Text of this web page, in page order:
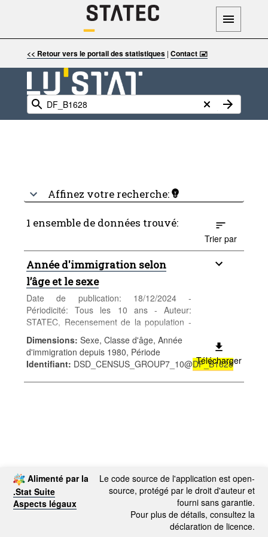
<< Retour vers le portail des statistiques| Contact 🖃
Affinez votre recherche:
1 ensemble de données trouvé:
Trier par
Année d'immigration selon
l’âge et le sexe
Date de publication: 18/12/2024 -
Périodicité: Tous les 10 ans - Auteur:
STATEC, Recensement de la population -
Catégorie: Population et emploi -
Population - Mots-clés: population, sexe,
âge, nationalité, recensement,
démographie
Dimensions: Sexe, Classe d'âge, Année
d'immigration depuis 1980, Période
Identifiant: DSD_CENSUS_GROUP7_10@DF_B1628
Télécharger
Alimenté par la
.Stat Suite
Aspects légaux
Le code source de l'application est open-
source, protégé par le droit d'auteur et
fourni sans garantie.
Pour plus de détails, consultez la
déclaration de licence.